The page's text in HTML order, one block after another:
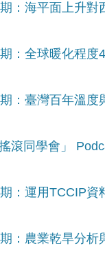
：海平面上升
：全球暖化程
：臺灣百年溫
滾同學會」
：運用TCCIP
：農業乾旱分